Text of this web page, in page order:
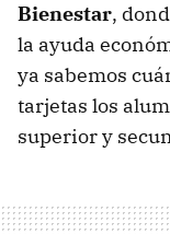
Bienestar,
la ayuda
ya sabemos
tarjetas los
superior y